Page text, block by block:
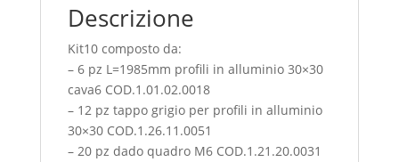
Descrizione
Kit10 composto da:
– 6 pz L=1985mm profili in alluminio 30×30
cava6 COD.1.01.02.0018
– 12 pz tappo grigio per profili in alluminio
30×30 COD.1.26.11.0051
– 20 pz dado quadro M6 COD.1.21.20.0031